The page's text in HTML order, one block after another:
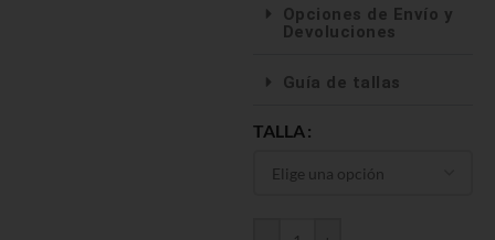
Opciones de Envío y
Devoluciones
Guía de tallas
TALLA